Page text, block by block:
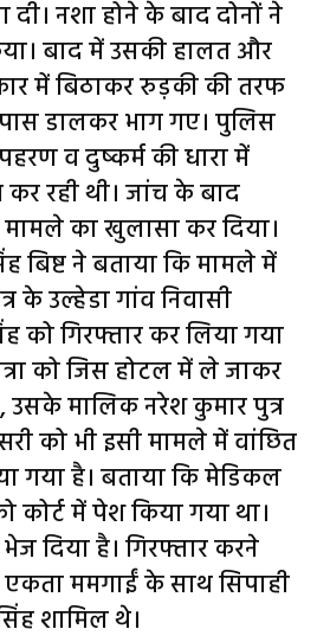
नशा होने के बाद दोनों ने
बाद में उसकी हालत और
में बिठाकर रुड़की की तरफ
डालकर भाग गए। पुलिस
व दुष्कर्म की धारा में
रही थी। जांच के बाद
का खुलासा कर दिया।
बिष्ट ने बताया कि मामले में
के उल्हेडा गांव निवासी
को गिरफ्तार कर लिया गया
को जिस होटल में ले जाकर
उसके मालिक नरेश कुमार पुत्र
को भी इसी मामले में वांछित
गया है। बताया कि मेडिकल
कोर्ट में पेश किया गया था।
दिया है। गिरफ्तार करने
ममगाईं के साथ सिपाही
शामिल थे।